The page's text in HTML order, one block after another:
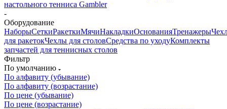
настольного тенниса Gambler
-
Оборудование
НаборыСеткиРакеткиМячиНакладкиОснованияТренажеры
для ракетокЧехлы для столовСредства по уходуКомплекты
запчастей для теннисных столов
Фильтр
По умолчанию
По алфавиту (убывание)
По алфавиту (возрастание)
По цене (убывание)
По цене (возрастание)